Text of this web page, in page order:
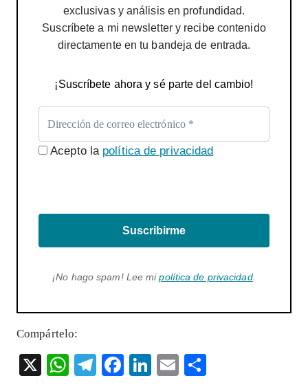
exclusivas y análisis en profundidad.
Suscríbete a mi newsletter y recibe contenido
directamente en tu bandeja de entrada.
¡Suscríbete ahora y sé parte del cambio!
Acepto la política de privacidad
Suscribirme
¡No hago spam! Lee mipolítica de privacidad.
Compártelo:
X
W T
F
Li E